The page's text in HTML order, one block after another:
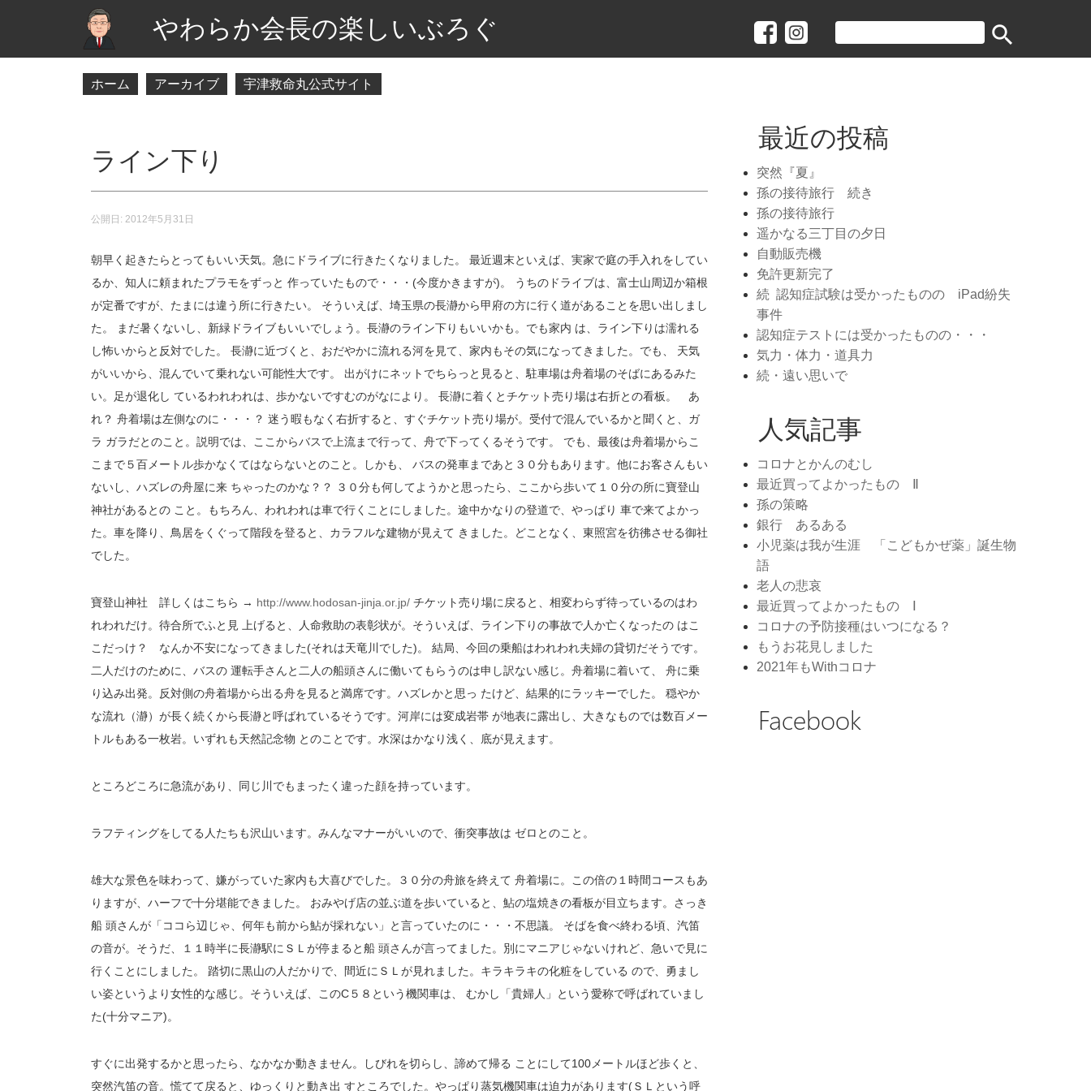
search
やわらか会長の楽しいぶろぐ
ホーム アーカイブ 宇津救命丸公式サイト
ライン下り
公開日: 2012年5月31日
朝早く起きたらとってもいい天気。急にドライブに行きたくなりました。 最近週末といえば、実家で庭の手入れをしてい
るか、知人に頼まれたプラモをずっと 作っていたもので・・・(今度かきますが)。 うちのドライブは、富士山周辺か箱根
が定番ですが、たまには違う所に行きたい。 そういえば、埼玉県の長瀞から甲府の方に行く道があることを思い出しまし
た。 まだ暑くないし、新緑ドライブもいいでしょう。長瀞のライン下りもいいかも。でも家内 は、ライン下りは濡れる
し怖いからと反対でした。 長瀞に近づくと、おだやかに流れる河を見て、家内もその気になってきました。でも、 天気
がいいから、混んでいて乗れない可能性大です。 出がけにネットでちらっと見ると、駐車場は舟着場のそばにあるみた
い。足が退化し ているわれわれは、歩かないですむのがなにより。 長瀞に着くとチケット売り場は右折との看板。 あ
れ？ 舟着場は左側なのに・・・？ 迷う暇もなく右折すると、すぐチケット売り場が。受付で混んでいるかと聞くと、ガ
ラ ガラだとのこと。説明では、ここからバスで上流まで行って、舟で下ってくるそうです。 でも、最後は舟着場からこ
こまで５百メートル歩かなくてはならないとのこと。しかも、 バスの発車まであと３０分もあります。他にお客さんもい
ないし、ハズレの舟屋に来 ちゃったのかな？？ ３０分も何してようかと思ったら、ここから歩いて１０分の所に寶登山
神社があるとの こと。もちろん、われわれは車で行くことにしました。途中かなりの登道で、やっぱり 車で来てよかっ
た。車を降り、鳥居をくぐって階段を登ると、カラフルな建物が見えて きました。どことなく、東照宮を彷彿させる御社
でした。
寶登山神社 詳しくはこちら → http://www.hodosan-jinja.or.jp/ チケット売り場に戻ると、相変わらず待っているのはわ
れわれだけ。待合所でふと見 上げると、人命救助の表彰状が。そういえば、ライン下りの事故で人か亡くなったの はこ
こだっけ？ なんか不安になってきました(それは天竜川でした)。 結局、今回の乗船はわれわれ夫婦の貸切だそうです。
二人だけのために、バスの 運転手さんと二人の船頭さんに働いてもらうのは申し訳ない感じ。舟着場に着いて、 舟に乗
り込み出発。反対側の舟着場から出る舟を見ると満席です。ハズレかと思っ たけど、結果的にラッキーでした。 穏やか
な流れ（瀞）が長く続くから長瀞と呼ばれているそうです。河岸には変成岩帯 が地表に露出し、大きなものでは数百メー
トルもある一枚岩。いずれも天然記念物 とのことです。水深はかなり浅く、底が見えます。
ところどころに急流があり、同じ川でもまったく違った顔を持っています。
ラフティングをしてる人たちも沢山います。みんなマナーがいいので、衝突事故は ゼロとのこと。
雄大な景色を味わって、嫌がっていた家内も大喜びでした。３０分の舟旅を終えて 舟着場に。この倍の１時間コースもあ
りますが、ハーフで十分堪能できました。 おみやげ店の並ぶ道を歩いていると、鮎の塩焼きの看板が目立ちます。さっき
船 頭さんが「ココら辺じゃ、何年も前から鮎が採れない」と言っていたのに・・・不思議。 そばを食べ終わる頃、汽笛
の音が。そうだ、１１時半に長瀞駅にＳＬが停まると船 頭さんが言ってました。別にマニアじゃないけれど、急いで見に
行くことにしました。 踏切に黒山の人だかりで、間近にＳＬが見れました。キラキラキの化粧をしている ので、勇まし
い姿というより女性的な感じ。そういえば、このC５８という機関車は、 むかし「貴婦人」という愛称で呼ばれていまし
た(十分マニア)。
すぐに出発するかと思ったら、なかなか動きません。しびれを切らし、諦めて帰る ことにして100メートルほど歩くと、
突然汽笛の音。慌てて戻ると、ゆっくりと動き出 すところでした。やっぱり蒸気機関車は迫力があります(ＳＬという呼
最近の投稿
突然『夏』
孫の接待旅行 続き
孫の接待旅行
遥かなる三丁目の夕日
自動販売機
免許更新完了
続 認知症試験は受かったものの iPad紛失
事件
認知症テストには受かったものの・・・
気力・体力・道具力
続・遠い思いで
人気記事
コロナとかんのむし
最近買ってよかったもの Ⅱ
孫の策略
銀行 あるある
小児薬は我が生涯 「こどもかぜ薬」誕生物
語
老人の悲哀
最近買ってよかったもの Ⅰ
コロナの予防接種はいつになる？
もうお花見しました
2021年もWithコロナ
Facebook